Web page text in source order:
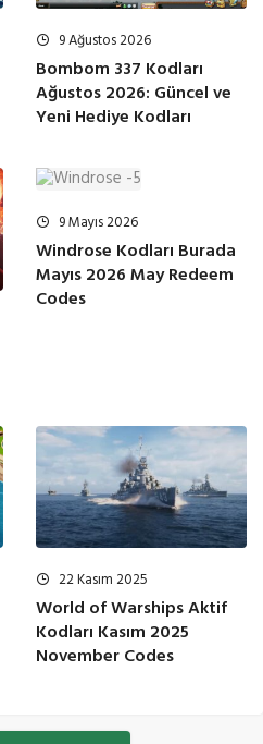
9 Ağustos 2026
Bombom 337 Kodları
Ağustos 2026: Güncel ve
Yeni Hediye Kodları
9 Mayıs 2026
Windrose Kodları Burada
Mayıs 2026 May Redeem
Codes
22 Kasım 2025
World of Warships Aktif
Kodları Kasım 2025
November Codes